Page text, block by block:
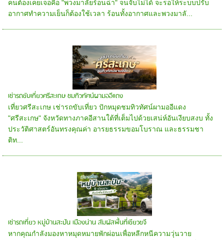
คนต้องเคยเจอคือ "พวงมาลัยร้อนฉ่า" จนจับไม่ได้ จะรอให้ระบบปรับ
อากาศทำความเย็นก็ต้องใช้เวลา ร้อนทั้งอากาศและพวงมาลั...
เช่ารถขับเที่ยวศรีสะเกษ ชมทิวทัศน์ผามออีแดง
เที่ยวศรีสะเกษ เช่ารถขับเที่ยว ปักหมุดชมทิวทัศน์ผามออีแดง
"ศรีสะเกษ" จังหวัดทางภาคอีสานใต้ที่เต็มไปด้วยเสน่ห์อันเงียบสงบ ทั้ง
ประวัติศาสตร์อันทรงคุณค่า อารยธรรมขอมโบราณ และธรรมชา
ติท...
เช่ารถเที่ยว หมู่บ้านสะปัน เมืองน่าน สัมผัสพื้นที่เขียวขจี
หากคุณกำลังมองหาหมุดหมายพักผ่อนเพื่อหลีกหนีความวุ่นวาย